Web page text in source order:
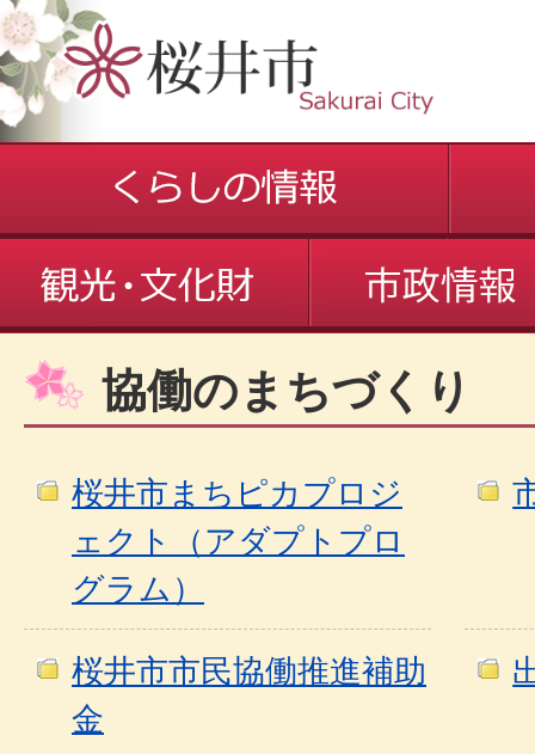
協働のまちづくり
桜井市まちピカプロジ
ェクト（アダプトプロ
グラム）
桜井市市民協働推進補助
金